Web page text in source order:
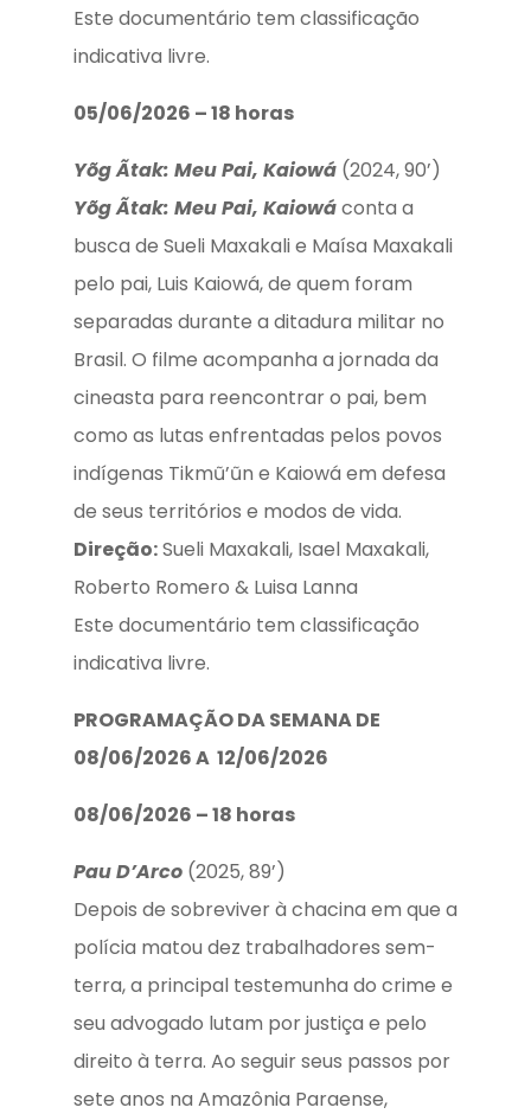
Este documentário tem classificação
indicativa livre.
05/06/2026 – 18 horas
Yõg Ãtak: Meu Pai, Kaiowá(2024, 90’)
Yõg Ãtak: Meu Pai, Kaiowáconta a
busca de Sueli Maxakali e Maísa Maxakali
pelo pai, Luis Kaiowá, de quem foram
separadas durante a ditadura militar no
Brasil. O filme acompanha a jornada da
cineasta para reencontrar o pai, bem
como as lutas enfrentadas pelos povos
indígenas Tikmũ’ũn e Kaiowá em defesa
de seus territórios e modos de vida.
Direção:Sueli Maxakali, Isael Maxakali,
Roberto Romero & Luisa Lanna
Este documentário tem classificação
indicativa livre.
PROGRAMAÇÃO DA SEMANA DE
08/06/2026 A 12/06/2026
08/06/2026 – 18 horas
Pau D’Arco(2025, 89’)
Depois de sobreviver à chacina em que a
polícia matou dez trabalhadores sem-
terra, a principal testemunha do crime e
seu advogado lutam por justiça e pelo
direito à terra. Ao seguir seus passos por
sete anos na Amazônia Paraense,